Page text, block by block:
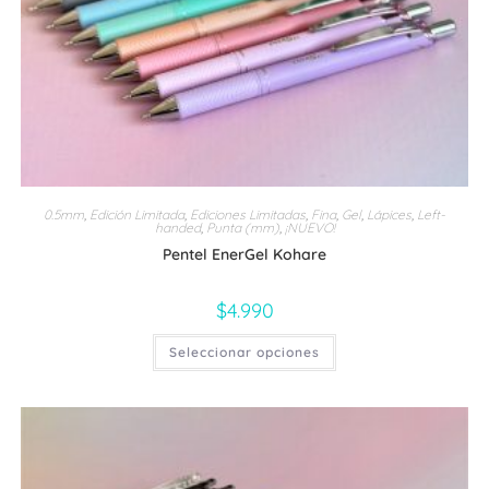
0.5mm, Edición Limitada, Ediciones Limitadas, Fina, Gel, Lápices, Left-
handed, Punta (mm), ¡NUEVO!
Pentel EnerGel Kohare
$4.990
Seleccionar opciones
Este
tiene